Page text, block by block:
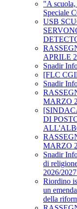
"A
Speciale
USB
APRILE
Snadir
[FLC
Snadir
MARZO
DI
MARZO
Snadir
di
2026/
Riordino
un
della